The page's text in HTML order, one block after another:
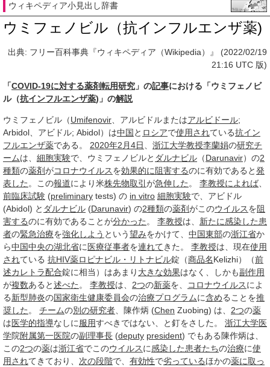
ウィキペディア小見出し辞書
ウミフェノビル（抗インフルエンザ薬)
出典: フリー百科事典『ウィキペディア（Wikipedia）』 (2022/02/19
21:16 UTC 版)
「COVID-19に対する薬剤転用研究 」の記事における「ウミフェノビ
ル（抗インフルエンザ薬)」の解説
ウミフェノビル（Umifenovir 、アルビドルまたはアルビドール;
Arbidol、アビドル; Abidol）は中国 と ロシアで使用されている抗イン
フルエンザ薬である。 2020年2月4日 浙江大学教授李蘭娟の研究チ
ームは、 細胞実験で、ウミフェノビルと ダルナビル （Darunavir）の2
種類の薬剤がコロナウイルスを効果的に 阻害するのに有効であると発
表した 。この報道により米株先物取引 が急伸した 。 李教授によれば
前臨床試験 (preliminary tests) の in vitro 細胞実験で、アビドル
(Abidol) と ダルナビル (Darunavir) の2種類の薬剤がこのウイルスを阻
害するのに有効であることが分かった 。 李教授は、 新たに感染した患
者の緊急治療を強化しよう という望みをかけて、 中国東部の浙江省か
ら中国中央の湖北省に 医療従事者を連れてきた。 李教授は、現在使用
されている 抗HIV薬ロピナビル・リトナビル錠（商品名Kelizhi）（前
述カレトラ配合錠に相当）はあまり 大きな効果はなく、しかも副作用
が複数あると述べた 。 李教授は、 2つの新薬を、 コロナウイルスによ
る新型肺炎の国家衛生健康委員会の治療プログラムに含めることを推
奨した 。 チームの別の研究者 、陳作炳 (Chen Zuobing) は、 2つの薬
は医学的指導なしに服用すべきではない、と釘をさした。 浙江大学医
学院附属第一医院の副理事長 (deputy president) でもある陳作炳は、
この2つの薬は浙江省でこのウイルスに感染した患者たちの治療に使
用されてきており、 次の段階で、 有効性で劣っているほかの薬に取っ